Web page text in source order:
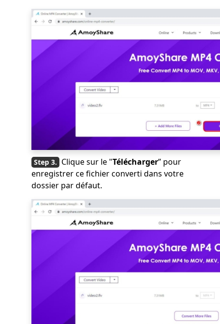
Clique sur le "Télécharger” pour
enregistrer ce fichier converti dans votre
dossier par défaut.